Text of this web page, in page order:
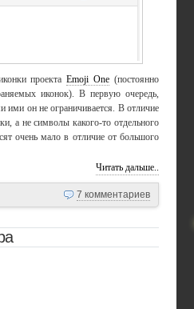
проектаEmoji One (постоянно
иконок). В первую очередь,
ими он не ограничивается. В отличие
а не символы какого-то отдельного
очень мало в отличие от большого
Читать дальше..
7 комментариев